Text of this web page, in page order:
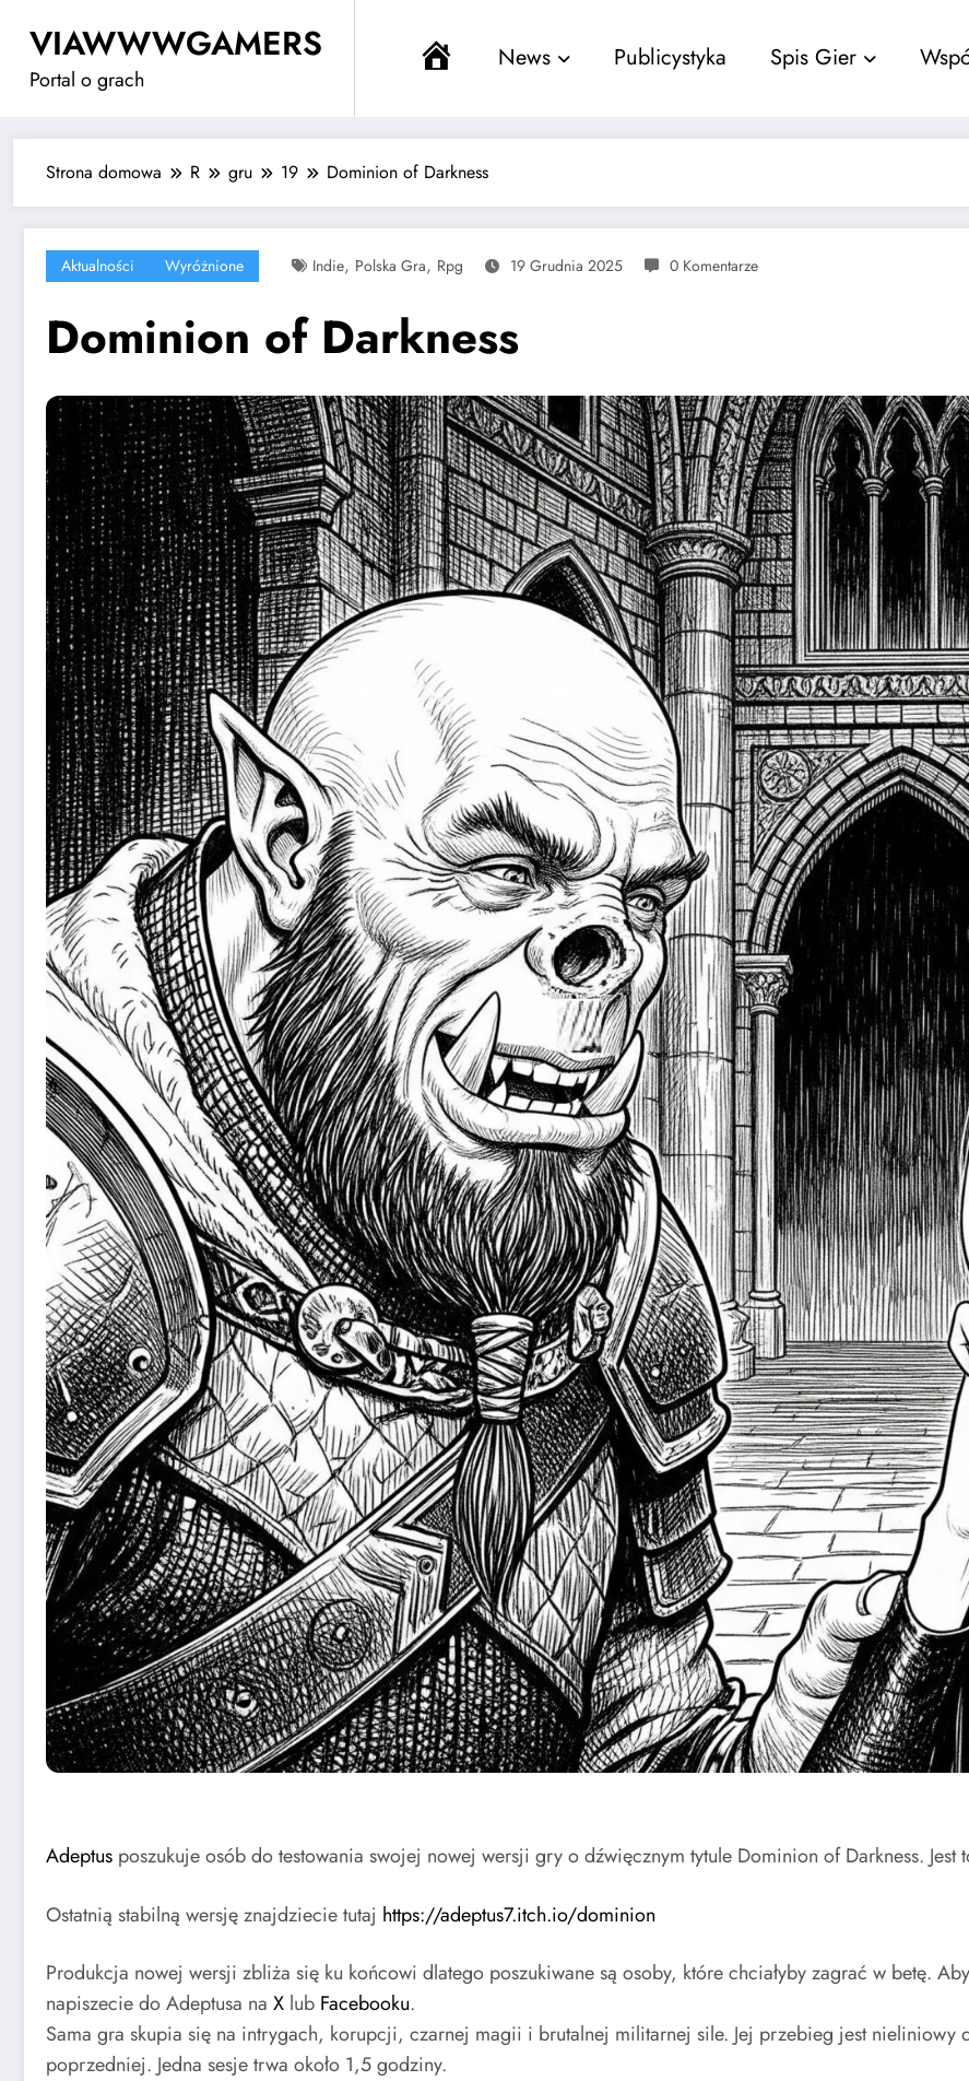
treści
VIAWWWGAMERS
Portal o grach
MenuNews Publicystyka Spis Gier
Strona domowa R gru 19 Dominion of Darkness
Aktualności Wyróżnione Indie, Polska Gra, Rpg 19 Grudnia 2025 0 Komentarze
Dominion of Darkness
Adeptus poszukuje osób do testowania swojej nowej wersji gry o dźwięcznym tytule Dominion of Darkness.
Ostatnią stabilną wersję znajdziecie tutaj https://adeptus7.itch.io/dominion
Produkcja nowej wersji zbliża się ku końcowi dlatego poszukiwane są osoby, które chciałyby zagrać w betę.
napiszecie do Adeptusa na X lub Facebooku.
Sama gra skupia się na intrygach, korupcji, czarnej magii i brutalnej militarnej sile. Jej przebieg jest nieliniowy
poprzedniej. Jedna sesje trwa około 1,5 godziny.